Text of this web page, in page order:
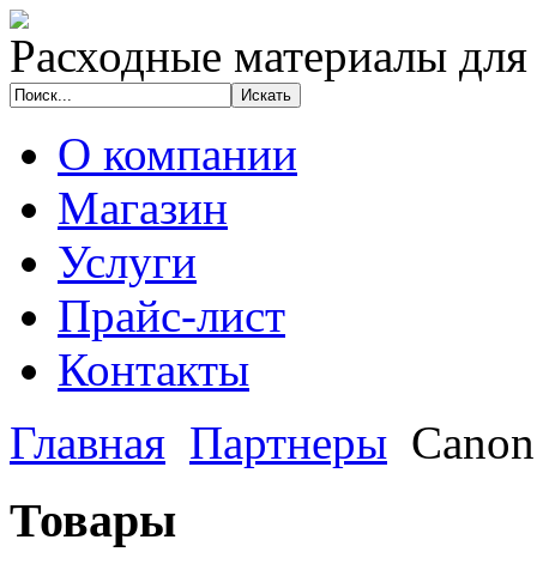
Расходные материалы
О компании
Магазин
Услуги
Прайс-лист
Контакты
Главная Партнеры Canon
Товары